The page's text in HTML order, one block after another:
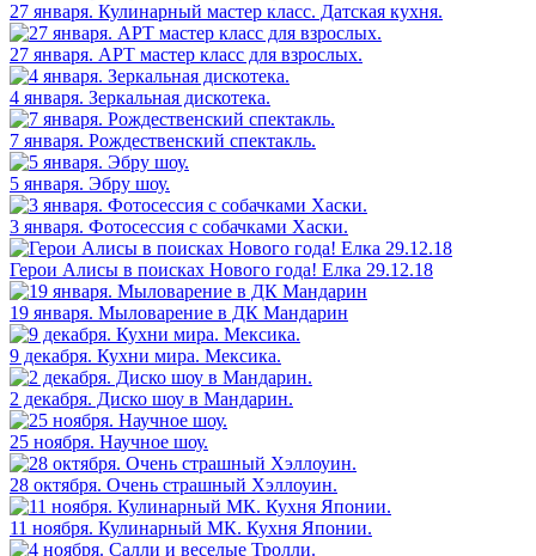
27 января. Кулинарный мастер класс. Датская кухня.
27 января. АРТ мастер класс для взрослых.
4 января. Зеркальная дискотека.
7 января. Рождественский спектакль.
5 января. Эбру шоу.
3 января. Фотосессия с собачками Хаски.
Герои Алисы в поисках Нового года! Елка 29.12.18
19 января. Мыловарение в ДК Мандарин
9 декабря. Кухни мира. Мексика.
2 декабря. Диско шоу в Мандарин.
25 ноября. Научное шоу.
28 октября. Очень страшный Хэллоуин.
11 ноября. Кулинарный МК. Кухня Японии.